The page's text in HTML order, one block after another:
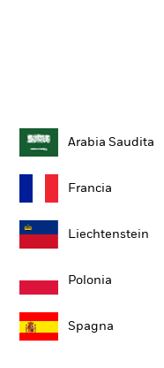
Arabia Saudita
Francia
Liechtenstein
Polonia
Spagna